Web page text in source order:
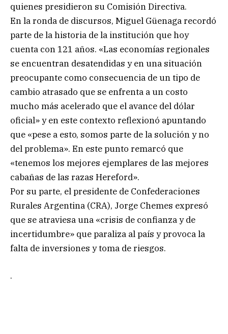
quienes presidieron su Comisión Directiva.
En la ronda de discursos, Miguel Güenaga recordó
parte de la historia de la institución que hoy
cuenta con 121 años. «Las economías regionales
se encuentran desatendidas y en una situación
preocupante como consecuencia de un tipo de
cambio atrasado que se enfrenta a un costo
mucho más acelerado que el avance del dólar
oficial» y en este contexto reflexionó apuntando
que «pese a esto, somos parte de la solución y no
del problema». En este punto remarcó que
«tenemos los mejores ejemplares de las mejores
cabañas de las razas Hereford».
Por su parte, el presidente de Confederaciones
Rurales Argentina (CRA), Jorge Chemes expresó
que se atraviesa una «crisis de confianza y de
incertidumbre» que paraliza al país y provoca la
falta de inversiones y toma de riesgos.
.